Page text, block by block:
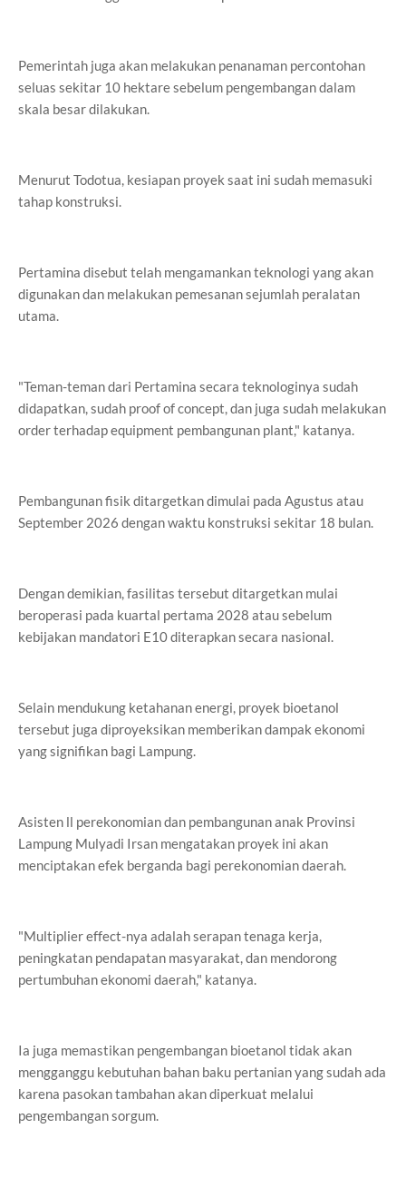
Pemerintah juga akan melakukan penanaman percontohan
seluas sekitar 10 hektare sebelum pengembangan dalam
skala besar dilakukan.
Menurut Todotua, kesiapan proyek saat ini sudah memasuki
tahap konstruksi.
Pertamina disebut telah mengamankan teknologi yang akan
digunakan dan melakukan pemesanan sejumlah peralatan
utama.
"Teman-teman dari Pertamina secara teknologinya sudah
didapatkan, sudah proof of concept, dan juga sudah melakukan
order terhadap equipment pembangunan plant," katanya.
Pembangunan fisik ditargetkan dimulai pada Agustus atau
September 2026 dengan waktu konstruksi sekitar 18 bulan.
Dengan demikian, fasilitas tersebut ditargetkan mulai
beroperasi pada kuartal pertama 2028 atau sebelum
kebijakan mandatori E10 diterapkan secara nasional.
Selain mendukung ketahanan energi, proyek bioetanol
tersebut juga diproyeksikan memberikan dampak ekonomi
yang signifikan bagi Lampung.
Asisten ll perekonomian dan pembangunan anak Provinsi
Lampung Mulyadi Irsan mengatakan proyek ini akan
menciptakan efek berganda bagi perekonomian daerah.
"Multiplier effect-nya adalah serapan tenaga kerja,
peningkatan pendapatan masyarakat, dan mendorong
pertumbuhan ekonomi daerah," katanya.
Ia juga memastikan pengembangan bioetanol tidak akan
mengganggu kebutuhan bahan baku pertanian yang sudah ada
karena pasokan tambahan akan diperkuat melalui
pengembangan sorgum.